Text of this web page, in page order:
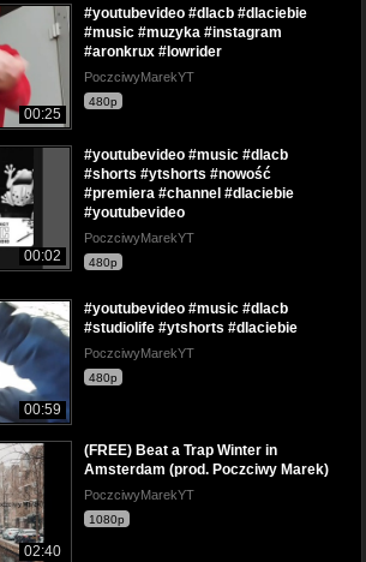
00:25
#youtubevideo #dlacb #dlaciebie
#music #muzyka #instagram
#aronkrux #lowrider
PoczciwyMarekYT
480p
00:02
#youtubevideo #music #dlacb
#shorts #ytshorts #nowość
#premiera #channel #dlaciebie
#youtubevideo
PoczciwyMarekYT
480p
00:59
#youtubevideo #music #dlacb
#studiolife #ytshorts #dlaciebie
PoczciwyMarekYT
480p
02:40
(FREE) Beat a Trap Winter in
Amsterdam (prod. Poczciwy Marek)
PoczciwyMarekYT
1080p